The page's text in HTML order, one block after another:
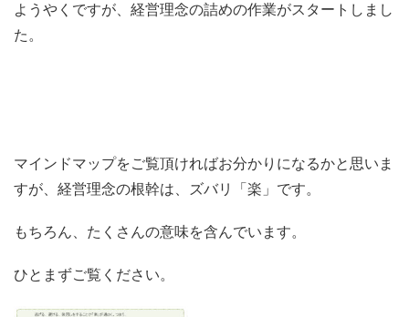
ようやくですが、経営理念の詰めの作業がスタートしまし
た。
マインドマップをご覧頂ければお分かりになるかと思いま
すが、経営理念の根幹は、ズバリ「楽」です。
もちろん、たくさんの意味を含んでいます。
ひとまずご覧ください。